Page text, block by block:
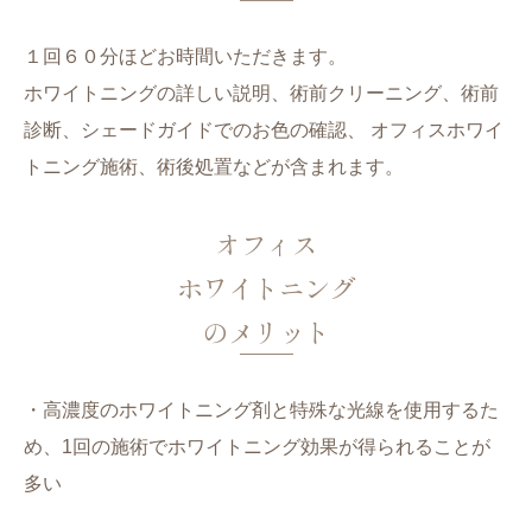
１回６０分ほどお時間いただきます。
ホワイトニングの詳しい説明、術前クリーニング、術前
診断、シェードガイドでのお色の確認、 オフィスホワイ
トニング施術、術後処置などが含まれます。
オフィス
ホワイトニング
のメリット
・高濃度のホワイトニング剤と特殊な光線を使用するた
め、1回の施術でホワイトニング効果が得られることが
多い